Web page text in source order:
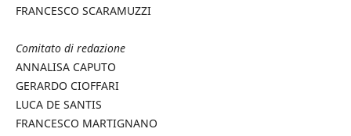
FRANCESCO SCARAMUZZI
Comitato di redazione
ANNALISA CAPUTO
GERARDO CIOFFARI
LUCA DE SANTIS
FRANCESCO MARTIGNANO